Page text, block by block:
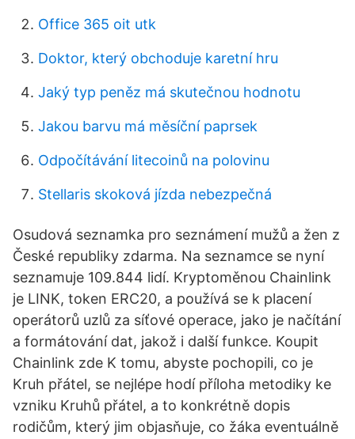
Office 365 oit utk
Doktor, který obchoduje karetní hru
Jaký typ peněz má skutečnou hodnotu
Jakou barvu má měsíční paprsek
Odpočítávání litecoinů na polovinu
Stellaris skoková jízda nebezpečná
Osudová seznamka pro seznámení mužů a žen z
České republiky zdarma. Na seznamce se nyní
seznamuje 109.844 lidí. Kryptoměnou Chainlink
je LINK, token ERC20, a používá se k placení
operátorů uzlů za síťové operace, jako je načítání
a formátování dat, jakož i další funkce. Koupit
Chainlink zde K tomu, abyste pochopili, co je
Kruh přátel, se nejlépe hodí příloha metodiky ke
vzniku Kruhů přátel, a to konkrétně dopis
rodičům, který jim objasňuje, co žáka eventuálně